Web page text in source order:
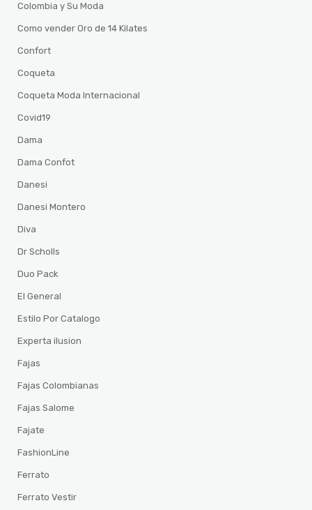
Colombia y Su Moda
Como vender Oro de 14 Kilates
Confort
Coqueta
Coqueta Moda Internacional
Covid19
Dama
Dama Confot
Danesi
Danesi Montero
Diva
Dr Scholls
Duo Pack
El General
Estilo Por Catalogo
Experta ilusion
Fajas
Fajas Colombianas
Fajas Salome
Fajate
FashionLine
Ferrato
Ferrato Vestir